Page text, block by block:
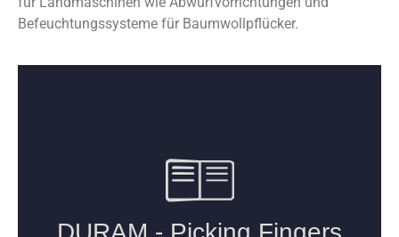
Befeuchtungssysteme für Baumwollpflücker.